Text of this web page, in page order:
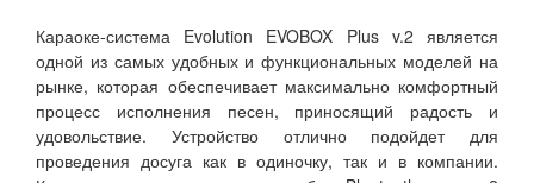
Караоке-система Evolution EVOBOX Plus v.2 является
одной из самых удобных и функциональных моделей на
рынке, которая обеспечивает максимально комфортный
процесс исполнения песен, приносящий радость и
удовольствие. Устройство отлично подойдет для
проведения досуга как в одиночку, так и в компании.